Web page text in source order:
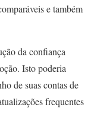
e também
da confiança
Isto poderia
de suas contas de
frequentes